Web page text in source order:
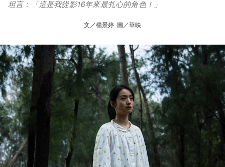
坦言：「這是我從影16年來最扎心的角色！」
文／楊景婷 圖／華映